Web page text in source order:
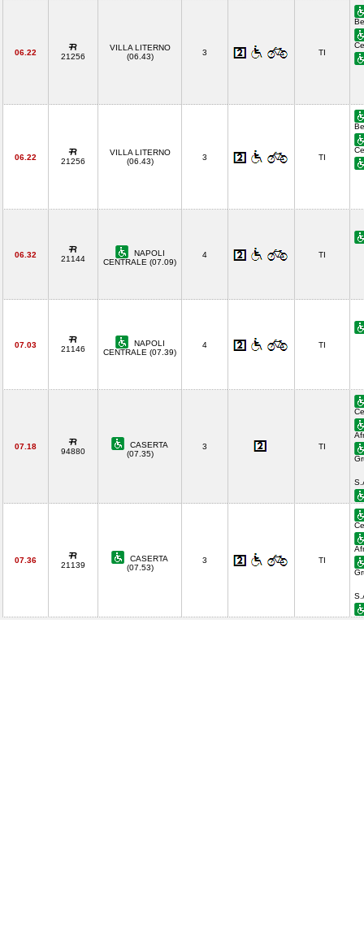
06.22 21256
VILLA LITERNO
(06.43)
3 TI
06.22 21256
VILLA LITERNO
(06.43)
3 TI
06.32 21144
NAPOLI
CENTRALE (07.09)
4 TI
07.03 21146
NAPOLI
CENTRALE (07.39)
4 TI
07.18
94880
CASERTA
(07.35)
3 TI
07.36
21139
CASERTA
(07.53)
3 TI